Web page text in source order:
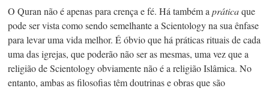
O Quran não é apenas para crença e fé. Há também a práticaque
pode ser vista como sendo semelhante a Scientology na sua ênfase
para levar uma vida melhor. É óbvio que há práticas rituais de cada
uma das igrejas, que poderão não ser as mesmas, uma vez que a
religião de Scientology obviamente não é a religião Islâmica. No
entanto, ambas as filosofias têm doutrinas e obras que são